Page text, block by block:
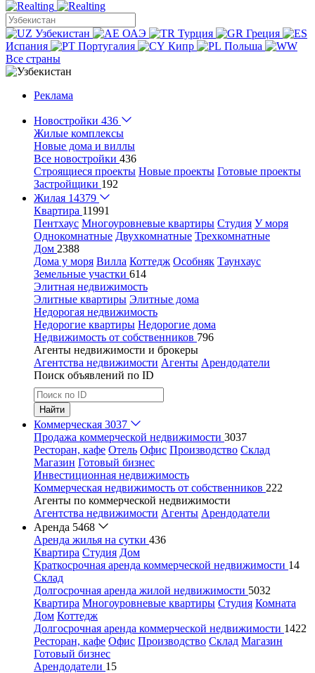
Узбекистан ОАЭ Турция
Греция
Испания
Португалия Кипр
Польша
Все страны
Реклама
Новостройки 436
Жилые комплексы
Новые дома и виллы
Все новостройки 436
Строящиеся проекты Новые проекты Готовые проекты
Застройщики 192
Жилая 14379
Квартира 11991
Пентхаус Многоуровневые квартиры Студия У моря
Однокомнатные Двухкомнатные Трехкомнатные
Дом 2388
Дома у моря Вилла Коттедж Особняк Таунхаус
Земельные участки 614
Элитная недвижимость
Элитные квартиры Элитные дома
Недорогая недвижимость
Недорогие квартиры Недорогие дома
Недвижимость от собственников 796
Агенты недвижимости и брокеры
Агентства недвижимости Агенты Арендодатели
Поиск объявлений по ID
Найти
Коммерческая 3037
Продажа коммерческой недвижимости 3037
Ресторан, кафе Отель Офис Производство Склад
Магазин Готовый бизнес
Инвестиционная недвижимость
Коммерческая недвижимость от собственников 222
Агенты по коммерческой недвижимости
Агентства недвижимости Агенты Арендодатели
Аренда 5468
Аренда жилья на сутки 436
Квартира Студия Дом
Краткосрочная аренда коммерческой недвижимости 14
Склад
Долгосрочная аренда жилой недвижимости 5032
Квартира Многоуровневые квартиры Студия Комната
Дом Коттедж
Долгосрочная аренда коммерческой недвижимости 1422
Ресторан, кафе Офис Производство Склад Магазин
Готовый бизнес
Арендодатели 15